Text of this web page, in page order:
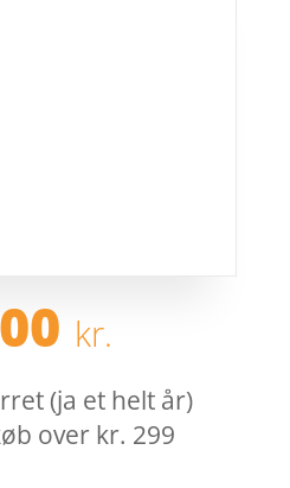
kr.
(ja et helt år)
over kr. 299